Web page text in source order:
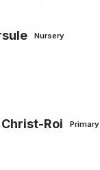
Nursery
Roi Primary